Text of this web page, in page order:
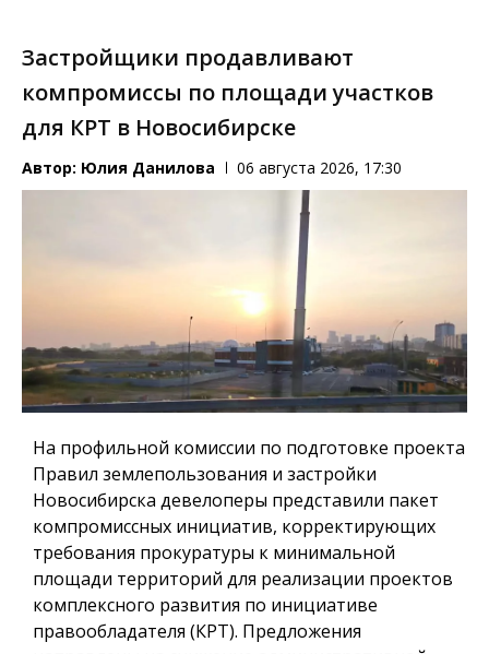
Застройщики продавливают
компромиссы по площади участков
для КРТ в Новосибирске
Автор: Юлия Данилова 06 августа 2026, 17:30
На профильной комиссии по подготовке проекта
Правил землепользования и застройки
Новосибирска девелоперы представили пакет
компромиссных инициатив, корректирующих
требования прокуратуры к минимальной
площади территорий для реализации проектов
комплексного развития по инициативе
правообладателя (КРТ). Предложения